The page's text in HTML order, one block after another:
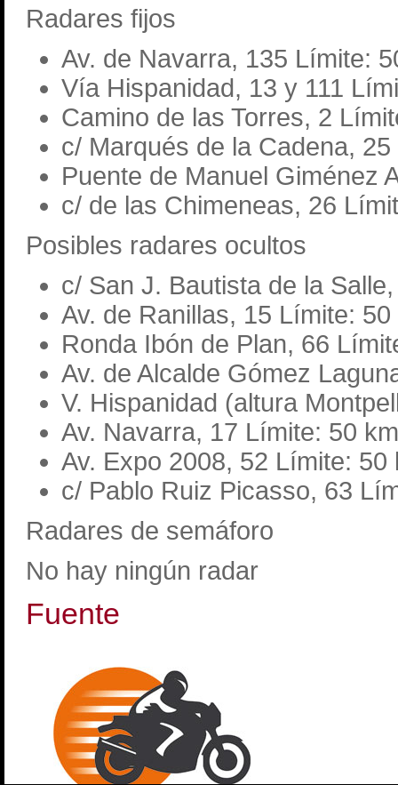
Radares fijos
Av. de Navarra, 135 Límite:
Vía Hispanidad, 13 y 111
Camino de las Torres, 2
c/ Marqués de la Cadena,
Puente de Manuel Giménez
c/ de las Chimeneas, 26
Posibles radares ocultos
c/ San J. Bautista de la
Av. de Ranillas, 15 Límite: 50
Ronda Ibón de Plan, 66
Av. de Alcalde Gómez
V. Hispanidad (altura
Av. Navarra, 17 Límite: 50
Av. Expo 2008, 52 Límite: 50
c/ Pablo Ruiz Picasso, 63
Radares de semáforo
No hay ningún radar
Fuente